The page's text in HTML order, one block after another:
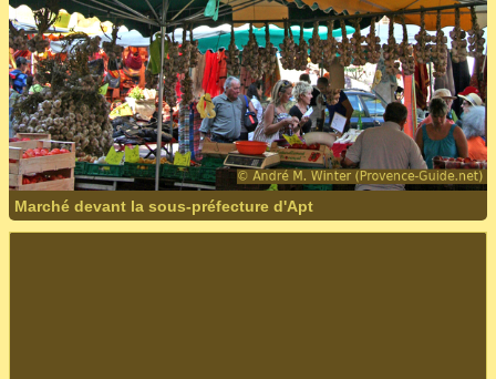
Marché devant la sous-préfecture d'Apt